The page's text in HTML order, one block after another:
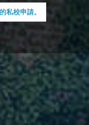
私校申請。